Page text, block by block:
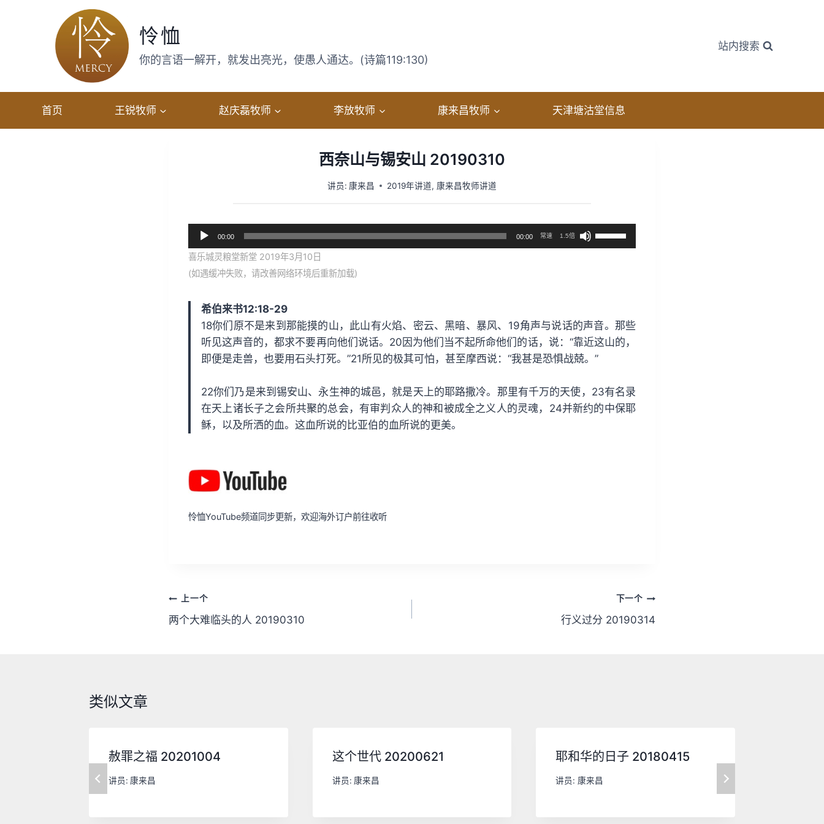
怜恤
你的言语一解开，就发出亮光，使愚人通达。(诗篇119:130)
站内搜索
首页 王锐牧师 赵庆磊牧师 李放牧师 康来昌牧师 天津塘沽堂信息
西奈山与锡安山 20190310
讲员: 康来昌 2019年讲道, 康来昌牧师讲道
频
播
放
00:00 00:00 常速 1.5倍
使
用
头
键
高
或
喜乐城灵粮堂新堂 2019年3月10日
(如遇缓冲失败，请改善网络环境后重新加载)
希伯来书12:18-29
18你们原不是来到那能摸的山，此山有火焰、密云、黑暗、暴风、19角声与说话的声音。那些
听见这声音的，都求不要再向他们说话。20因为他们当不起所命他们的话，说：“靠近这山的，
即便是走兽，也要用石头打死。”21所见的极其可怕，甚至摩西说：“我甚是恐惧战兢。”
22你们乃是来到锡安山、永生神的城邑，就是天上的耶路撒冷。那里有千万的天使，23有名录
在天上诸长子之会所共聚的总会，有审判众人的神和被成全之义人的灵魂，24并新约的中保耶
稣，以及所洒的血。这血所说的比亚伯的血所说的更美。
怜恤YouTube频道同步更新，欢迎海外订户前往收听
文
章
上一个
两个大难临头的人 20190310
下一个
行义过分 20190314
类似文章
赦罪之福 20201004
讲员: 康来昌
这个世代 20200621
讲员: 康来昌
耶和华的日子 20180415
讲员: 康来昌